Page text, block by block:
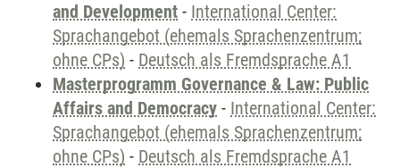
and Development - International Center:
Sprachangebot (ehemals Sprachenzentrum;
ohne CPs) - Deutsch als Fremdsprache A1
Masterprogramm Governance & Law: Public
Affairs and Democracy - International Center:
Sprachangebot (ehemals Sprachenzentrum;
ohne CPs) - Deutsch als Fremdsprache A1